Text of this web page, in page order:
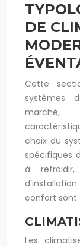
DE
Cette
systèmes
marché,
choix du
spécifiques
à
confort sont
Les